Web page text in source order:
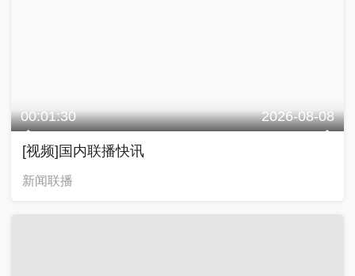
00:01:30 2026-08-08
[视频]国内联播快讯
新闻联播